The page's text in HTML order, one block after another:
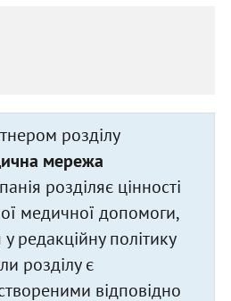
розділу
мережа
розділяє цінності
медичної допомоги,
редакційну політику
розділу є
відповідно